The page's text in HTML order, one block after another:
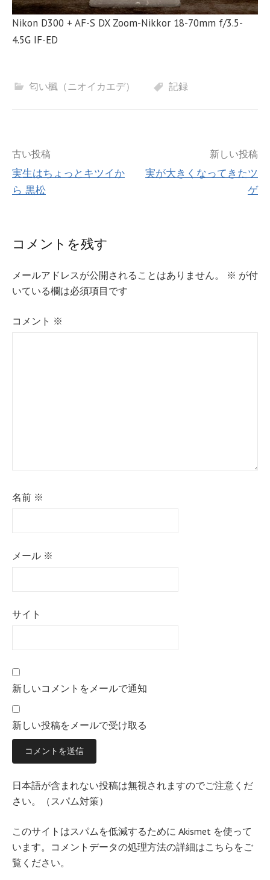
Nikon D300 + AF-S DX Zoom-Nikkor 18-70mm f/3.5-
4.5G IF-ED
匂い楓（ニオイカエデ） 記録
投
稿
ビ
ゲ
ー
シ
古い投稿
実生はちょっとキツイか
ら 黒松
新しい投稿
実が大きくなってきたツ
ゲ
コメントを残す
メールアドレスが公開されることはありません。 ※ が付
いている欄は必須項目です
コメント ※
名前 ※
メール ※
サイト
新しいコメントをメールで通知
新しい投稿をメールで受け取る
日本語が含まれない投稿は無視されますのでご注意くだ
さい。（スパム対策）
このサイトはスパムを低減するために Akismet を使って
います。 コメントデータの処理方法の詳細はこちらをご
覧ください。